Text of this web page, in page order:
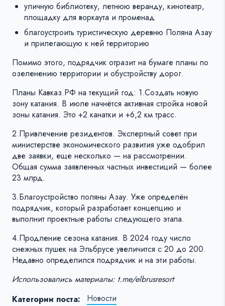
уличную библиотеку, летнюю веранду, кинотеатр,
площадку для воркаута и променад
благоустроить туристическую деревню Поляна Азау
и прилегающую к ней территорию
Помимо этого, подрядчик отразит на бумаге планы по
озеленению территории и обустройству дорог.
Планы Кавказ.РФ на текущий год: 1.Создать новую
зону катания. В июле начнётся активная стройка новой
зоны катания. Это +2 канатки и +6,2 км трасс.
2.Привлечение резидентов. Экспертный совет при
министерстве экономического развития уже одобрил
две заявки, еще несколько — на рассмотрении.
Общая сумма заявленных частных инвестиций — более
23 млрд.
3.Благоустройство поляны Азау. Уже определён
подрядчик, который разработает концепцию и
выполнит проектные работы следующего этапа.
4.Продление сезона катания. В 2024 году число
снежных пушек на Эльбрусе увеличится с 20 до 200.
Недавно определился подрядчик и на эти работы.
Использовались материалы: t.me/elbrusresort
Категории поста:
Новости